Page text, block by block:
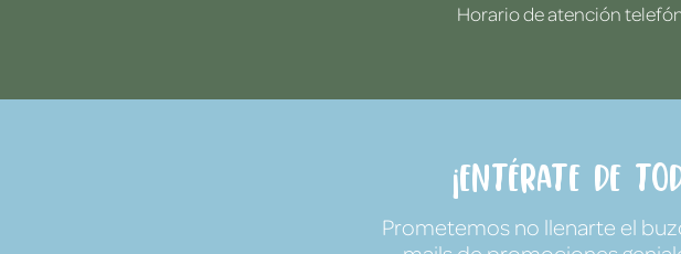
Horario de atención
¡Entérate de
Prometemos no llenarte el